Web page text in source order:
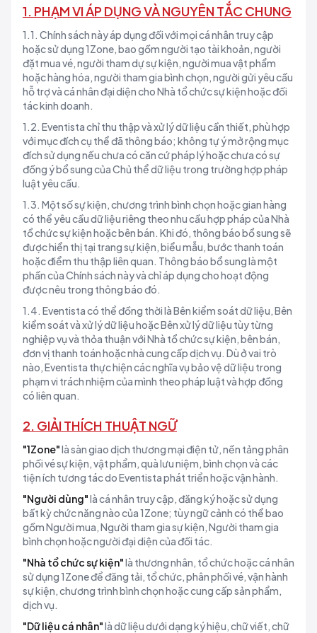
1. PHẠM VI ÁP DỤNG VÀ NGUYÊN TẮC CHUNG
1.1. Chính sách này áp dụng đối với mọi cá nhân truy cập
hoặc sử dụng 1Zone, bao gồm người tạo tài khoản, người
đặt mua vé, người tham dự sự kiện, người mua vật phẩm
hoặc hàng hóa, người tham gia bình chọn, người gửi yêu cầu
hỗ trợ và cá nhân đại diện cho Nhà tổ chức sự kiện hoặc đối
tác kinh doanh.
1.2. Eventista chỉ thu thập và xử lý dữ liệu cần thiết, phù hợp
với mục đích cụ thể đã thông báo; không tự ý mở rộng mục
đích sử dụng nếu chưa có căn cứ pháp lý hoặc chưa có sự
đồng ý bổ sung của Chủ thể dữ liệu trong trường hợp pháp
luật yêu cầu.
1.3. Một số sự kiện, chương trình bình chọn hoặc gian hàng
có thể yêu cầu dữ liệu riêng theo nhu cầu hợp pháp của Nhà
tổ chức sự kiện hoặc bên bán. Khi đó, thông báo bổ sung sẽ
được hiển thị tại trang sự kiện, biểu mẫu, bước thanh toán
hoặc điểm thu thập liên quan. Thông báo bổ sung là một
phần của Chính sách này và chỉ áp dụng cho hoạt động
được nêu trong thông báo đó.
1.4. Eventista có thể đồng thời là Bên kiểm soát dữ liệu, Bên
kiểm soát và xử lý dữ liệu hoặc Bên xử lý dữ liệu tùy từng
nghiệp vụ và thỏa thuận với Nhà tổ chức sự kiện, bên bán,
đơn vị thanh toán hoặc nhà cung cấp dịch vụ. Dù ở vai trò
nào, Eventista thực hiện các nghĩa vụ bảo vệ dữ liệu trong
phạm vi trách nhiệm của mình theo pháp luật và hợp đồng
có liên quan.
2. GIẢI THÍCH THUẬT NGỮ
"1Zone"là sàn giao dịch thương mại điện tử, nền tảng phân
phối vé sự kiện, vật phẩm, quà lưu niệm, bình chọn và các
tiện ích tương tác do Eventista phát triển hoặc vận hành.
"Người dùng"là cá nhân truy cập, đăng ký hoặc sử dụng
bất kỳ chức năng nào của 1Zone; tùy ngữ cảnh có thể bao
gồm Người mua, Người tham gia sự kiện, Người tham gia
bình chọn hoặc người đại diện của đối tác.
"Nhà tổ chức sự kiện"là thương nhân, tổ chức hoặc cá nhân
sử dụng 1Zone để đăng tải, tổ chức, phân phối vé, vận hành
sự kiện, chương trình bình chọn hoặc cung cấp sản phẩm,
dịch vụ.
"Dữ liệu cá nhân"là dữ liệu dưới dạng ký hiệu, chữ viết, chữ